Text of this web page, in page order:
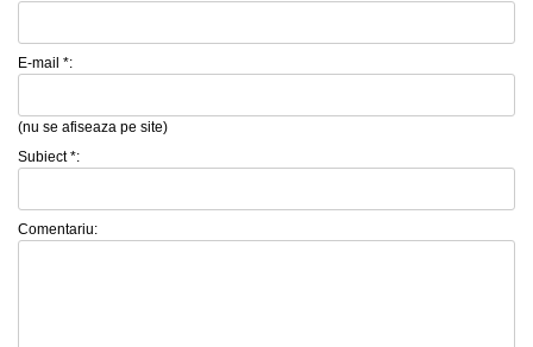
E-mail *:
(nu se afiseaza pe site)
Subiect *:
Comentariu: